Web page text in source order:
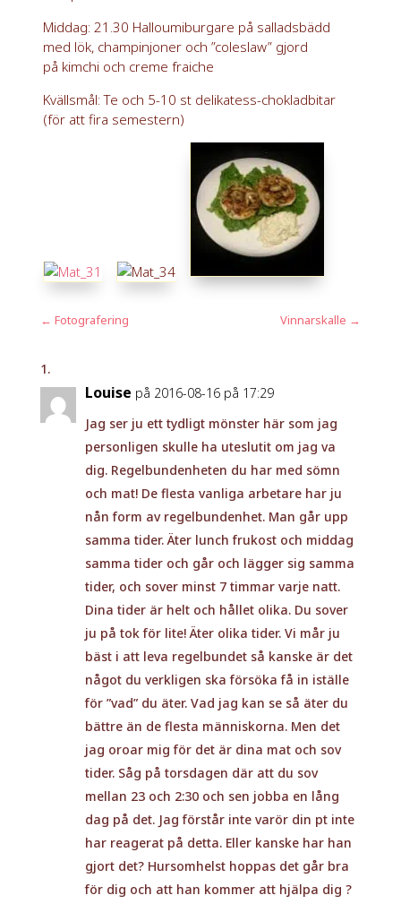
Middag: 21.30 Halloumiburgare på salladsbädd
med lök, champinjoner och ”coleslaw” gjord
på kimchi och creme fraiche
Kvällsmål: Te och 5-10 st delikatess-chokladbitar
(för att fira semestern)
← Fotografering Vinnarskalle →
Louise på 2016-08-16 på 17:29
Jag ser ju ett tydligt mönster här som jag
personligen skulle ha uteslutit om jag va
dig. Regelbundenheten du har med sömn
och mat! De flesta vanliga arbetare har ju
nån form av regelbundenhet. Man går upp
samma tider. Äter lunch frukost och middag
samma tider och går och lägger sig samma
tider, och sover minst 7 timmar varje natt.
Dina tider är helt och hållet olika. Du sover
ju på tok för lite! Äter olika tider. Vi mår ju
bäst i att leva regelbundet så kanske är det
något du verkligen ska försöka få in iställe
för ”vad” du äter. Vad jag kan se så äter du
bättre än de flesta människorna. Men det
jag oroar mig för det är dina mat och sov
tider. Såg på torsdagen där att du sov
mellan 23 och 2:30 och sen jobba en lång
dag på det. Jag förstår inte varör din pt inte
har reagerat på detta. Eller kanske har han
gjort det? Hursomhelst hoppas det går bra
för dig och att han kommer att hjälpa dig ?